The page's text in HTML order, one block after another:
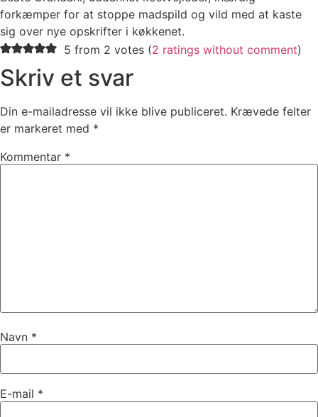
forkæmper for at stoppe madspild og vild med at kaste
sig over nye opskrifter i køkkenet.
5 from 2 votes (2 ratings without comment)
Skriv et svar
Din e-mailadresse vil ikke blive publiceret. Krævede felter
er markeret med *
Kommentar *
Navn *
E-mail *